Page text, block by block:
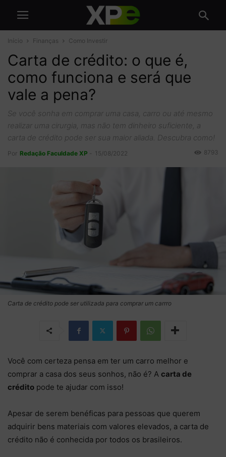
Início Finanças Como Investir
Carta de crédito: o que é,
como funciona e será que
vale a pena?
Se você sonha em comprar uma casa, carro ou até mesmo
realizar uma cirurgia, mas não tem dinheiro suficiente, a
carta de crédito pode ser sua maior aliada. Descubra como!
Por Redação Faculdade XP 15/08/2022 8793
Carta de crédito pode ser utilizada para comprar um carrro
Você com certeza pensa em ter um carro melhor e
comprar a casa dos seus sonhos, não é? A carta de
crédito pode te ajudar com isso!
Apesar de serem benéficas para pessoas que querem
adquirir bens materiais com valores elevados, a carta de
crédito não é conhecida por todos os brasileiros.